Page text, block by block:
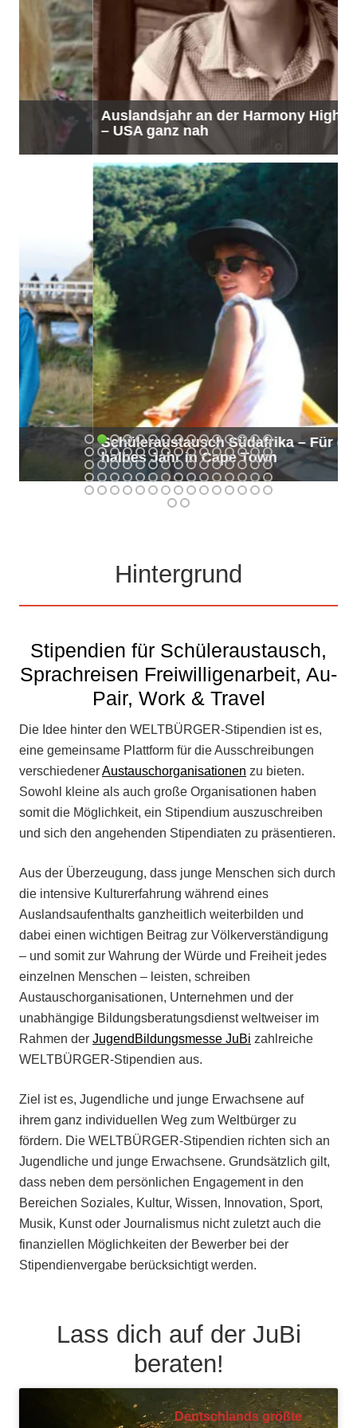
Auslandsjahr an der Harmony High School
– USA ganz nah
Schüleraustausch Südafrika – Für ein
halbes Jahr in Cape Town
Hintergrund
Stipendien für Schüleraustausch,
Sprachreisen Freiwilligenarbeit, Au-
Pair, Work & Travel
Die Idee hinter den WELTBÜRGER-Stipendien ist es,
eine gemeinsame Plattform für die Ausschreibungen
verschiedenerAustauschorganisationen zu bieten.
Sowohl kleine als auch große Organisationen haben
somit die Möglichkeit, ein Stipendium auszuschreiben
und sich den angehenden Stipendiaten zu präsentieren.
Aus der Überzeugung, dass junge Menschen sich durch
die intensive Kulturerfahrung während eines
Auslandsaufenthalts ganzheitlich weiterbilden und
dabei einen wichtigen Beitrag zur Völkerverständigung
– und somit zur Wahrung der Würde und Freiheit jedes
einzelnen Menschen – leisten, schreiben
Austauschorganisationen, Unternehmen und der
unabhängige Bildungsberatungsdienst weltweiser im
Rahmen der JugendBildungsmesse JuBi zahlreiche
WELTBÜRGER-Stipendien aus.
Ziel ist es, Jugendliche und junge Erwachsene auf
ihrem ganz individuellen Weg zum Weltbürger zu
fördern. Die WELTBÜRGER-Stipendien richten sich an
Jugendliche und junge Erwachsene. Grundsätzlich gilt,
dass neben dem persönlichen Engagement in den
Bereichen Soziales, Kultur, Wissen, Innovation, Sport,
Musik, Kunst oder Journalismus nicht zuletzt auch die
finanziellen Möglichkeiten der Bewerber bei der
Stipendienvergabe berücksichtigt werden.
Lass dich auf der JuBi
beraten!
Deutschlands größte